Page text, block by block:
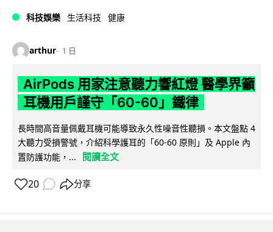
科技娛樂 生活科技 健康
arthur 1 日
AirPods 用家注意聽力響紅燈 醫學界籲
耳機用戶謹守「60-60」鐵律
長時間高音量佩戴耳機可能導致永久性噪音性聽損。本文盤點 4
大聽力受損警號，介紹科學護耳的「60-60 原則」及 Apple 內
置防護功能，...
閱讀全文
20 分享